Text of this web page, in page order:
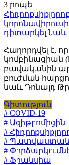
3 րոպե
դիտարկել նաև
Հաղորդվել է,
կոմբինացիան
բավականին
բուժման
նաև Դոնալդ
Գիտություն
# COVID-19
# Ազիթրոմիցին
#
#
#
# Ֆրանսիա